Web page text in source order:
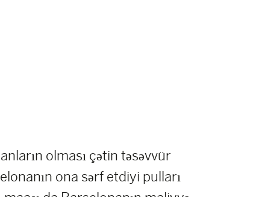
olması çətin təsəvvür
ona sərf etdiyi pulları